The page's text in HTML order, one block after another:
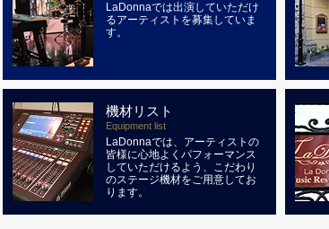
LaDonnaでは出演していただけ
るアーティストを募集していま
す。
機材リスト
Equipment list
LaDonnaでは、アーティストの
皆様に心地よくパフォーマンス
していただけるよう、こだわり
のステージ機材をご用意してお
ります。